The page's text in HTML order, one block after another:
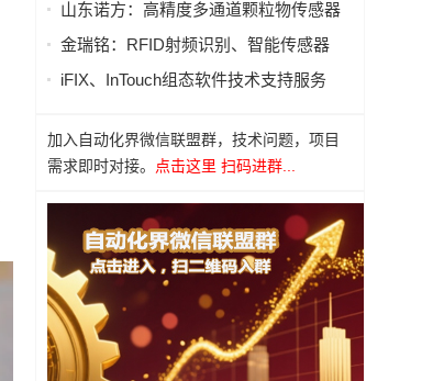
山东诺方：高精度多通道颗粒物传感器
金瑞铭：RFID射频识别、智能传感器
iFIX、InTouch组态软件技术支持服务
加入自动化界微信联盟群，技术问题，项目
需求即时对接。
点击这里 扫码进群...